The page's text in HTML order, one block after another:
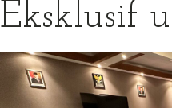
Eksklusif